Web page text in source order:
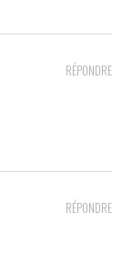
RÉPONDRE
RÉPONDRE